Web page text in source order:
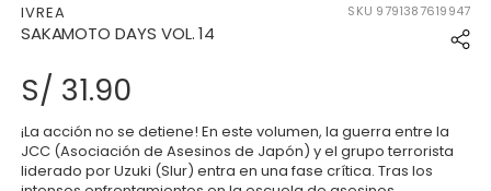
IVREA SKU 9791387619947
SAKAMOTO DAYS VOL. 14
S/ 31.90
¡La acción no se detiene! En este volumen, la guerra entre la
JCC (Asociación de Asesinos de Japón) y el grupo terrorista
liderado por Uzuki (Slur) entra en una fase crítica. Tras los